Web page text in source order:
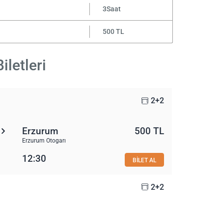
3Saat
500 TL
2+2
Erzurum
Erzurum Otogarı
500 TL
12:30 BİLET AL
2+2